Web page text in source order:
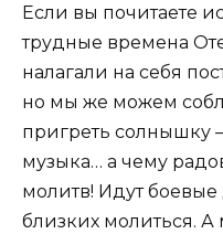
Если вы почитаете
трудные времена
налагали на себя
но мы же можем
пригреть солнышку
музыка… а чему
молитв! Идут
близких молиться. А